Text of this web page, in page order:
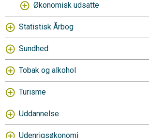
Økonomisk udsatte
Statistisk Årbog
Sundhed
Tobak og alkohol
Turisme
Uddannelse
Udenrigsøkonomi